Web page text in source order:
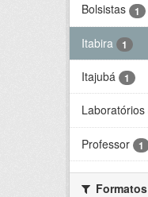
Bolsistas 1
Itabira 1
Itajubá 1
Laboratórios
Professor 1
Formatos